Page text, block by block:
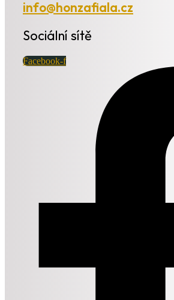
info@honzafiala.cz
Sociální sítě
Facebook-f